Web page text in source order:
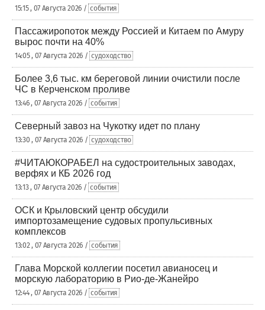
15:15 , 07 Августа 2026 / события
Пассажиропоток между Россией и Китаем по Амуру
вырос почти на 40%
14:05 , 07 Августа 2026 / судоходство
Более 3,6 тыс. км береговой линии очистили после
ЧС в Керченском проливе
13:46 , 07 Августа 2026 / события
Северный завоз на Чукотку идет по плану
13:30 , 07 Августа 2026 / судоходство
#ЧИТАЮКОРАБЕЛ на судостроительных заводах,
верфях и КБ 2026 год
13:13 , 07 Августа 2026 / события
ОСК и Крыловский центр обсудили
импортозамещение судовых пропульсивных
комплексов
13:02 , 07 Августа 2026 / события
Глава Морской коллегии посетил авианосец и
морскую лабораторию в Рио-де-Жанейро
12:44 , 07 Августа 2026 / события